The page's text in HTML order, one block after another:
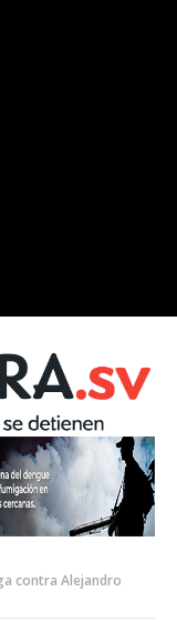
contra Alejandro